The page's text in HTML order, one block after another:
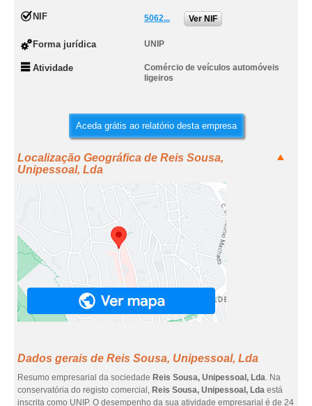
NIF 5062... Ver NIF
Forma jurídica UNIP
Atividade
Comércio de veículos automóveis
ligeiros
Aceda grátis ao relatório desta empresa
Localização Geográfica de Reis Sousa,
Unipessoal, Lda
Dados gerais de Reis Sousa, Unipessoal, Lda
Resumo empresarial da sociedade Reis Sousa, Unipessoal, Lda. Na
conservatória do registo comercial, Reis Sousa, Unipessoal, Lda está
inscrita como UNIP. O desempenho da sua atividade empresarial é de 24